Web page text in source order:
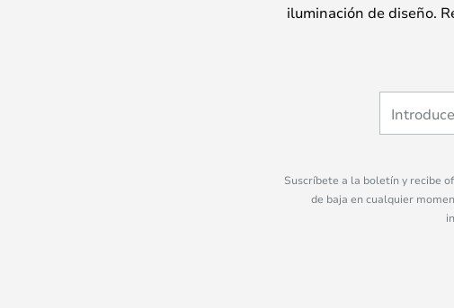
iluminación de diseño.
Suscríbete a la boletín y recibe
de baja en cualquier